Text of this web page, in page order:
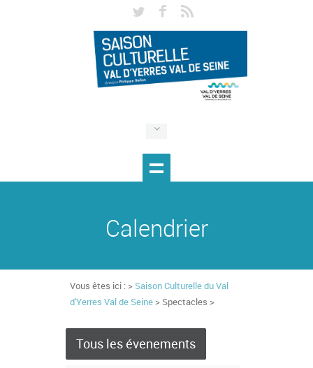
Calendrier
Vous êtes ici : > Saison Culturelle du Val
d'Yerres Val de Seine > Spectacles >
Tous les évenements